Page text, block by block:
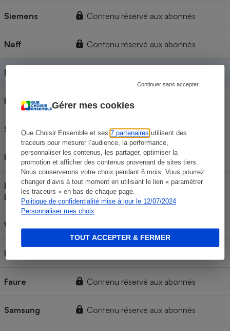
Gérer mes cookies
Que Choisir Ensemble et ses7 partenaires utilisent des
traceurs pour mesurer l’audience, la performance,
personnaliser les contenus, les partager, optimiser la
promotion et afficher des contenus provenant de sites tiers.
Nous conserverons votre choix pendant 6 mois. Vous pourrez
changer d’avis à tout moment en utilisant le lien « paramétrer
les traceurs » en bas de chaque page.
Politique de confidentialité mise à jour le 12/07/2024
Personnaliser mes choix
Continuer sans accepter
TOUT ACCEPTER & FERMER
Siemens Contenu réservé aux abonnés
Neff Contenu réservé aux abonnés
Bosch
Hotpoint Contenu réservé aux abonnés
Sauter Contenu réservé aux abonnés
Electrolux Contenu réservé aux abonnés
De
Dietrich
Contenu réservé aux abonnés
Whirlpool
Brandt
Faure Contenu réservé aux abonnés
Samsung Contenu réservé aux abonnés